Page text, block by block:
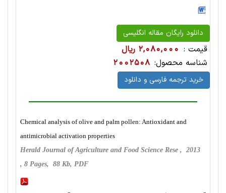
دانلود رایگان مقاله انگلیسی
قیمت : 2,080,000 ریال
شناسه محصول: 2002508
خرید ترجمه فارسی و دانلود
Chemical analysis of olive and palm pollen: Antioxidant and
antimicrobial activation properties
Herald Journal of Agriculture and Food Science Rese , 2013
, 8 Pages, 88 Kb, PDF